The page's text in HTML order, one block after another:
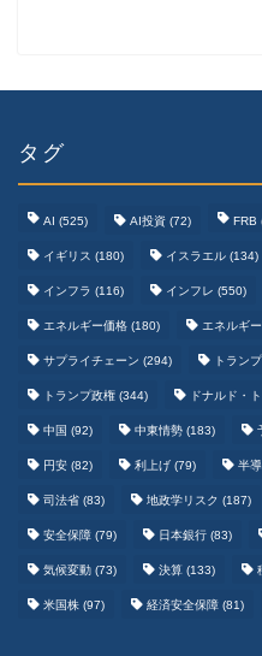
タグ
AI (525) AI投資 (72) FRB
イギリス (180) イスラエル (134)
インフラ (116) インフレ (550)
エネルギー価格 (180) エネルギ
サプライチェーン (294) トランプ
トランプ政権 (344) ドナルド・
中国 (92) 中東情勢 (183)
円安 (82) 利上げ (79) 半
司法省 (83) 地政学リスク (187)
安全保障 (79) 日本銀行 (83)
気候変動 (73) 決算 (133)
米国株 (97) 経済安全保障 (81)